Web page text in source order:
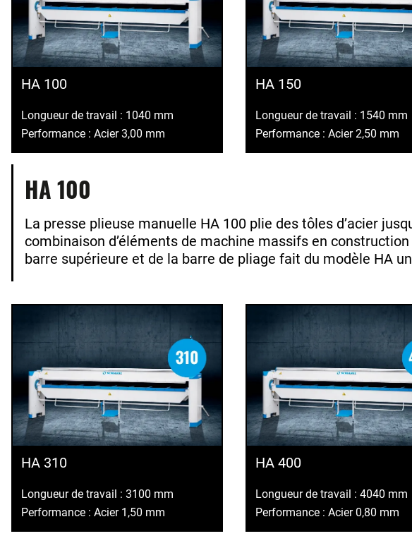
HA 100
Longueur de travail : 1040 mm
Performance : Acier 3,00 mm
HA 150
Longueur de travail : 1540 mm
Performance : Acier 2,50 mm
HA 100
La presse plieuse manuelle HA 100 plie des tôles d’acier
combinaison d’éléments de machine massifs en
barre supérieure et de la barre de pliage fait du modèle HA
HA 310
Longueur de travail : 3100 mm
Performance : Acier 1,50 mm
HA 400
Longueur de travail : 4040 mm
Performance : Acier 0,80 mm